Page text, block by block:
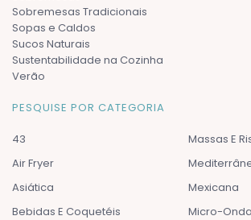
Sobremesas Tradicionais
Sopas e Caldos
Sucos Naturais
Sustentabilidade na Cozinha
Verão
PESQUISE POR CATEGORIA
43
Air Fryer
Asiática
Bebidas E Coquetéis
Massas E
Mexicana
Micro-